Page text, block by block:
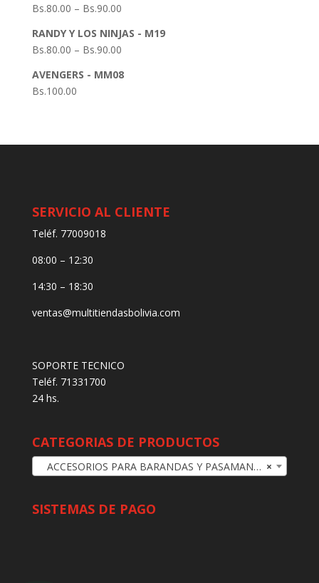
Bs.80.00 – Bs.90.00
RANDY Y LOS NINJAS - M19
Bs.80.00 – Bs.90.00
AVENGERS - MM08
Bs.100.00
SERVICIO AL CLIENTE
Teléf. 77009018
08:00 – 12:30
14:30 – 18:30
ventas@multitiendasbolivia.com
SOPORTE TECNICO
Teléf. 71331700
24 hs.
CATEGORIAS DE PRODUCTOS
×
ACCESORIOS PARA BARANDAS Y PASAMANOS
SISTEMAS DE PAGO